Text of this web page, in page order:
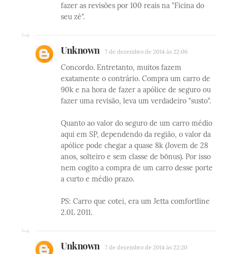
fazer as revisões por 100 reais na "Ficina do
seu zé".
Unknown 7 de dezembro de 2014 às 22:06
Concordo. Entretanto, muitos fazem
exatamente o contrário. Compra um carro de
90k e na hora de fazer a apólice de seguro ou
fazer uma revisão, leva um verdadeiro "susto".
Quanto ao valor do seguro de um carro médio
aqui em SP, dependendo da região, o valor da
apólice pode chegar a quase 8k (Jovem de 28
anos, solteiro e sem classe de bônus). Por isso
nem cogito a compra de um carro desse porte
a curto e médio prazo.
PS: Carro que cotei, era um Jetta comfortline
2.0L 2011.
Unknown 7 de dezembro de 2014 às 22:20